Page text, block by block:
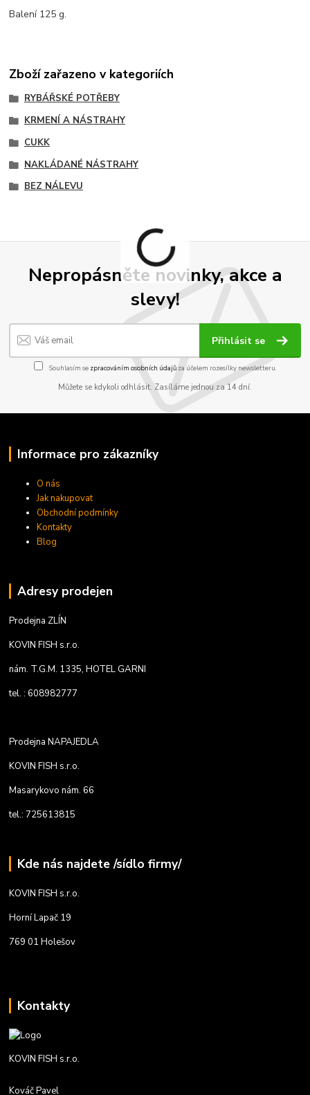
Balení 125 g.
Zboží zařazeno v kategoriích
RYBÁŘSKÉ POTŘEBY
KRMENÍ A NÁSTRAHY
CUKK
NAKLÁDANÉ NÁSTRAHY
BEZ NÁLEVU
Nepropásněte novinky, akce a
slevy!
Přihlásit se
Souhlasím se zpracováním osobních údajůza účelem rozesílky newsletteru.
Můžete se kdykoli odhlásit. Zasíláme jednou za 14 dní.
Informace pro zákazníky
O nás
Jak nakupovat
Obchodní podmínky
Kontakty
Blog
Adresy prodejen
Prodejna ZLÍN
KOVIN FISH s.r.o.
nám. T.G.M. 1335, HOTEL GARNI
tel. : 608982777
Prodejna NAPAJEDLA
KOVIN FISH s.r.o.
Masarykovo nám. 66
tel.: 725613815
Kde nás najdete /sídlo firmy/
KOVIN FISH s.r.o.
Horní Lapač 19
769 01 Holešov
Kontakty
KOVIN FISH s.r.o.
Kováč Pavel